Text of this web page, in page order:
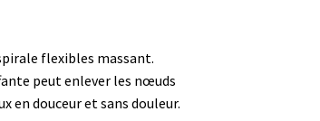
flexibles massant.
peut enlever les nœuds
en douceur et sans douleur.